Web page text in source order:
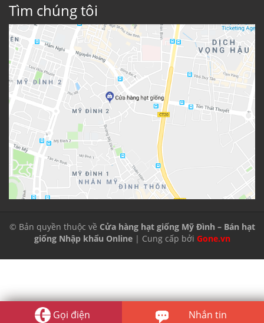
Tìm chúng tôi
© Bản quyền thuộc về Cửa hàng hạt giống Mỹ Đình – Bán hạt
giống Nhập khẩu Online| Cung cấp bởi Gone.vn
Gọi điện Nhắn tin